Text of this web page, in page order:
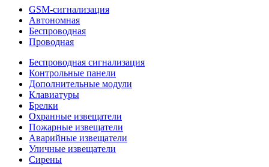
GSM-сигнализация
Автономная
Беспроводная
Проводная
Беспроводная сигнализация
Контрольные панели
Дополнительные модули
Клавиатуры
Брелки
Охранные извещатели
Пожарные извещатели
Аварийные извещатели
Уличные извещатели
Сирены